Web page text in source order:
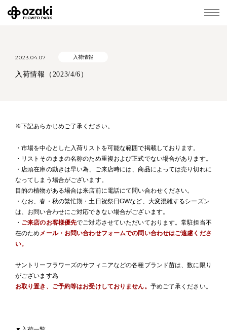
2023.04.07 入荷情報
入荷情報（2023/4/6）
※下記あらかじめご了承ください。
・市場を中心とした入荷リストを可能な範囲で掲載しております。
・リストそのままの名称のため重複および正式でない場合があります。
・店頭在庫の動きは早い為、ご来店時には、商品によっては売り切れに
なってしまう場合がございます。
目的の植物がある場合は来店前に電話にて問い合わせください。
・なお、春・秋の繁忙期・土日祝祭日GWなど、大変混雑するシーズン
は、お問い合わせにご対応できない場合がございます。
・ ご来店のお客様優先でご対応させていただいております。常駐担当不
在のため メール・お問い合わせフォームでの問い合わせはご遠慮くださ
い。
サントリーフラワーズのサフィニアなどの各種ブランド苗は、数に限り
がございます為
お取り置き、ご予約等はお受けしておりません。 予めご了承ください。